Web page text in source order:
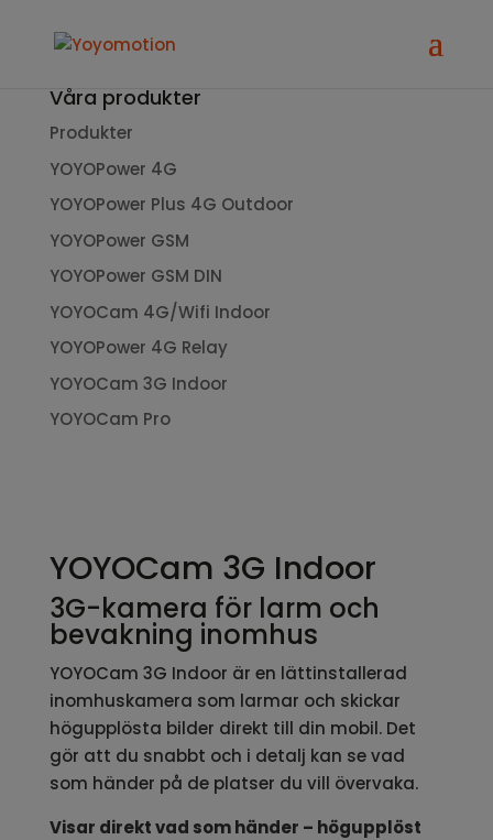
Våra produkter
Produkter
YOYOPower 4G
YOYOPower Plus 4G Outdoor
YOYOPower GSM
YOYOPower GSM DIN
YOYOCam 4G/Wifi Indoor
YOYOPower 4G Relay
YOYOCam 3G Indoor
YOYOCam Pro
YOYOCam 3G Indoor
3G-kamera för larm och
bevakning inomhus
YOYOCam 3G Indoor är en lättinstallerad
inomhuskamera som larmar och skickar
högupplösta bilder direkt till din mobil. Det
gör att du snabbt och i detalj kan se vad
som händer på de platser du vill övervaka.
Visar direkt vad som händer – högupplöst